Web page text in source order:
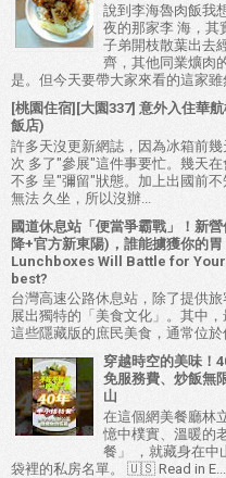
說到李海魯肉飯我
夜的那家李 海，其
子弟開枝散葉出去
齊，其他同業爌肉
是。但今天要帶大家來看的這家
[桃園住宿][大園337] 意外入住華
飯店)
許多天沒更新網誌，因為冰箱前
次 多了"參展"這件事要忙。幾天
不多 呈"彌留"狀態。加上出國前
無法 久坐，所以沒辦...
國道休息站「便當爭霸戰」！新
降+官方新東陽)，誰能擄獲你的
Lunchboxes Will Battle for
best?
台灣高速公路休息站，除了提供
展出獨特的「美食文化」。其中
這些隱藏版的庶民美食，通常位於
穿越時空的美味！
免服務費、炒飯無
山
在這個網美餐廳林
憶中樸實、溫暖的
餐」 ，就藏身在中
袋裡的私房名單。 🇺🇸 Read in E...